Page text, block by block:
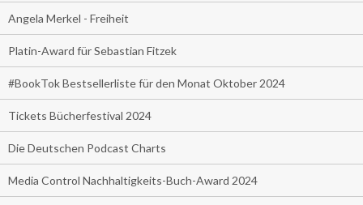
Angela Merkel - Freiheit
Platin-Award für Sebastian Fitzek
#BookTok Bestsellerliste für den Monat Oktober 2024
Tickets Bücherfestival 2024
Die Deutschen Podcast Charts
Media Control Nachhaltigkeits-Buch-Award 2024